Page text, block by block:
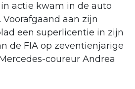
actie kwam in de auto
Voorafgaand aan zijn
een superlicentie in zijn
de FIA op zeventienjarige
coureur Andrea